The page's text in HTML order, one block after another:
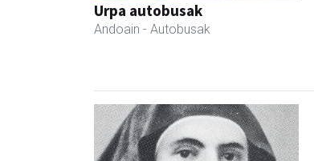
Urpa autobusak
Andoain - Autobusak